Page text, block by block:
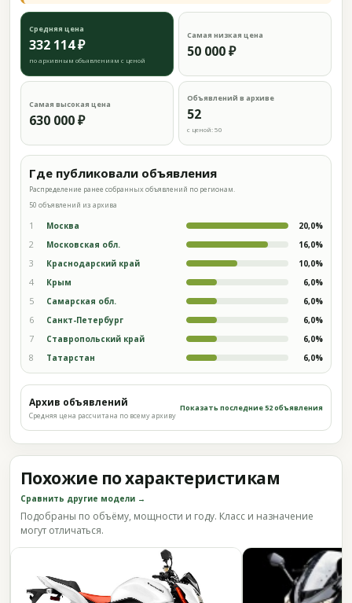
Средняя цена
332 114 ₽
по архивным объявлениям с ценой
Самая низкая цена
50 000 ₽
Самая высокая цена
630 000 ₽
Объявлений в архиве
52
с ценой: 50
Где публиковали объявления
Распределение ранее собранных объявлений по регионам.
50 объявлений из архива
1 Москва 20,0%
2 Московская обл. 16,0%
3 Краснодарский край 10,0%
4 Крым 6,0%
5 Самарская обл. 6,0%
6 Санкт-Петербург 6,0%
7 Ставропольский край 6,0%
8 Татарстан 6,0%
Архив объявлений
Средняя цена рассчитана по всему архиву
Показать последние 52 объявления
Похожие по характеристикам
Сравнить другие модели →
Подобраны по объёму, мощности и году. Класс и назначение
могут отличаться.